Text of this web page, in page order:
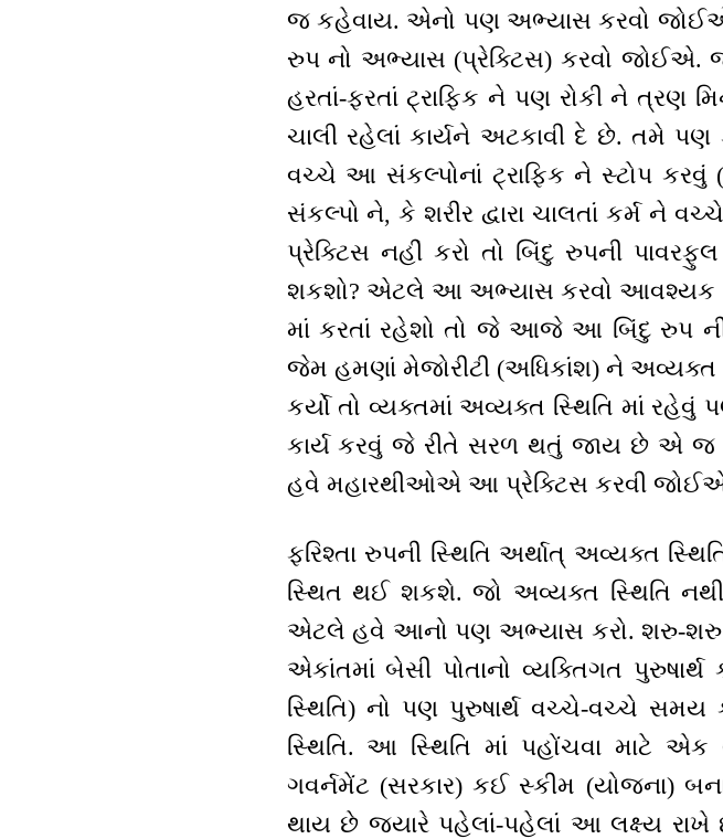
જ કહેવાય. એનો પણ અભ્યાસ કરવો
રુપ નો અભ્યાસ (પ્રેક્ટિસ) કરવો જોઈએ.
હરતાં-ફરતાં ટ્રાફિક ને પણ રોકી ને ત્રણ
ચાલી રહેલાં કાર્યને અટકાવી દે છે. તમે પણ
વચ્ચે આ સંકલ્પોનાં ટ્રાફિક ને સ્ટોપ
સંકલ્પો ને, કે શરીર દ્વારા ચાલતાં કર્મ
પ્રેક્ટિસ નહીં કરો તો બિંદુ રુપની
શકશો? એટલે આ અભ્યાસ કરવો આવશ્યક
માં કરતાં રહેશો તો જે આજે આ બિંદુ રુપ
જેમ હમણાં મેજોરીટી (અધિકાંશ) ને
કર્યો તો વ્યક્તમાં અવ્યક્ત સ્થિતિ માં
કાર્ય કરવું જે રીતે સરળ થતું જાય છે એ
હવે મહારથીઓએ આ પ્રેક્ટિસ કરવી
ફરિશ્તા રુપની સ્થિતિ અર્થાત્ અવ્યક્ત
સ્થિત થઈ શકશે. જો અવ્યક્ત સ્થિતિ
એટલે હવે આનો પણ અભ્યાસ કરો. શરુ-શરુ
એકાંતમાં બેસી પોતાનો વ્યક્તિગત
સ્થિતિ) નો પણ પુરુષાર્થ વચ્ચે-વચ્ચે
સ્થિતિ. આ સ્થિતિ માં પહોંચવા માટે
ગવર્નમેંટ (સરકાર) કઈ સ્કીમ (યોજના)
થાય છે જ્યારે પહેલાં-પહેલાં આ લક્ષ્ય